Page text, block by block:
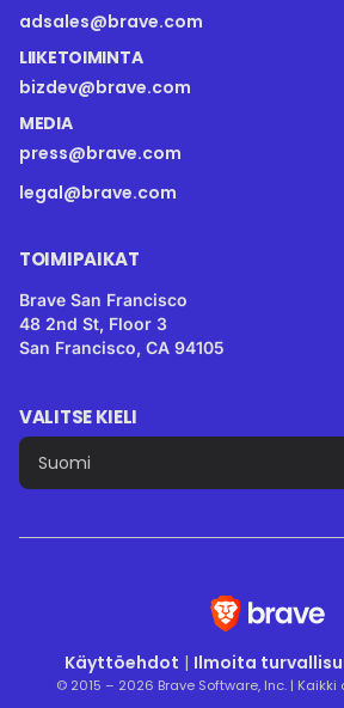
adsales@brave.com
LIIKETOIMINTA
bizdev@brave.com
MEDIA
press@brave.com
legal@brave.com
TOIMIPAIKAT
Brave San Francisco
48 2nd St, Floor 3
San Francisco, CA 94105
VALITSE KIELI
Käyttöehdot | Ilmoita
© 2015 – 2026 Brave Software, Inc. |